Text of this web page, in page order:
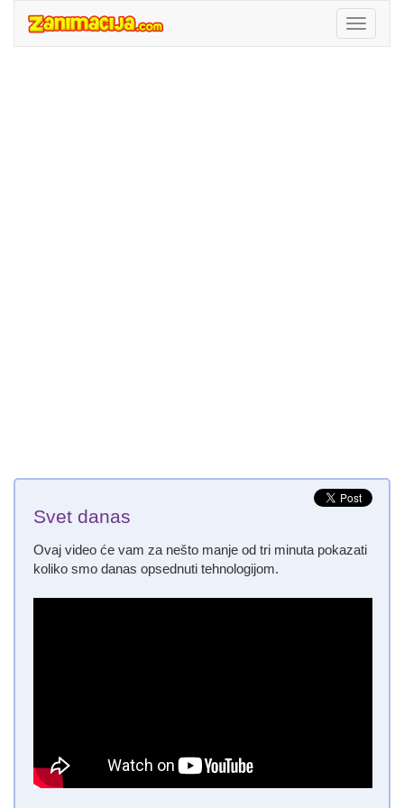
Svet danas
Ovaj video će vam za nešto manje od tri minuta pokazati
koliko smo danas opsednuti tehnologijom.